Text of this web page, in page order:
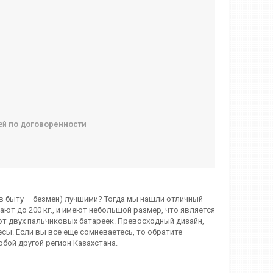
по договоренности
быту – безмен) лучшими? Тогда мы нашли отличный
до 200 кг., и имеют небольшой размер, что является
пальчиковых батареек. Превосходный дизайн,
Если вы все еще сомневаетесь, то обратите
другой регион Казахстана.